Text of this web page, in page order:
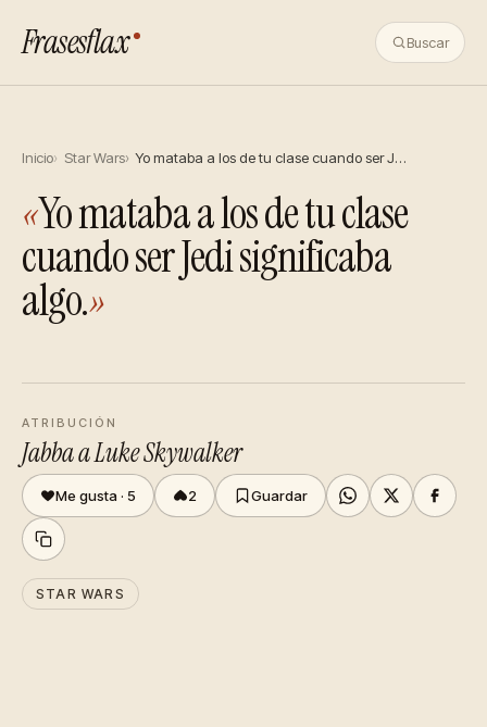
Frasesflax Buscar
Inicio Star Wars Yo mataba a los de tu clase cuando ser J…
«Yo mataba a los de tu clase
cuando ser Jedi significaba
algo.»
ATRIBUCIÓN
Jabba a Luke Skywalker
Me gusta · 5 2 Guardar
STAR WARS